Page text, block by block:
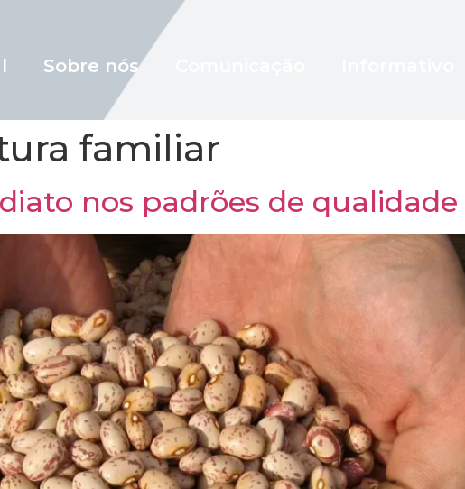
Sobre nós
familiar
nos padrões de